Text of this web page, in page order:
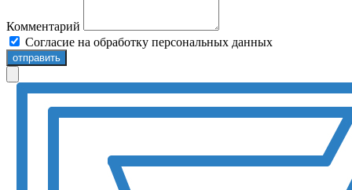
Комментарий
Согласие на обработку персональных данных
отправить